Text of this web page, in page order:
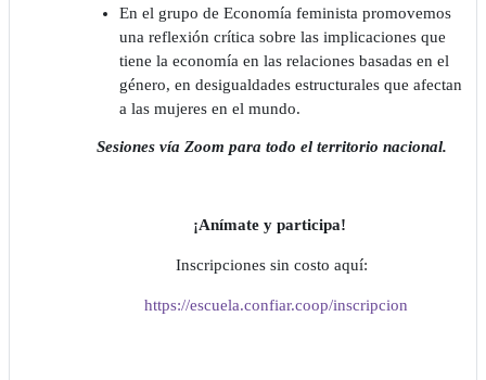
En el grupo de Economía feminista promovemos
una reflexión crítica sobre las implicaciones que
tiene la economía en las relaciones basadas en el
género, en desigualdades estructurales que afectan
a las mujeres en el mundo.
Sesiones vía Zoom para todo el territorio nacional.
¡Anímate y participa!
Inscripciones sin costo aquí:
https://escuela.confiar.coop/inscripcion